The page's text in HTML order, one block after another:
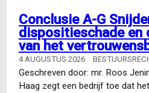
Conclusie A-G
dispositieschade en
van het
4 AUGUSTUS 2026
Geschreven door: mr. Roos
Haag zegt een bedrijf toe dat